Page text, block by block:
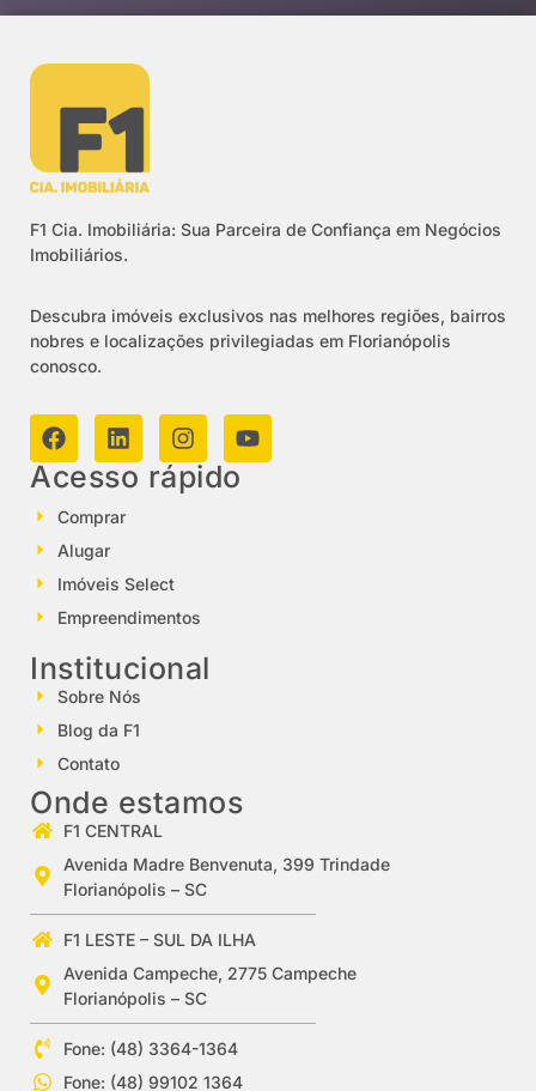
F1 Cia. Imobiliária: Sua Parceira de Confiança em Negócios
Imobiliários.
Descubra imóveis exclusivos nas melhores regiões, bairros
nobres e localizações privilegiadas em Florianópolis
conosco.
Acesso rápido
Comprar
Alugar
Imóveis Select
Empreendimentos
Institucional
Sobre Nós
Blog da F1
Contato
Onde estamos
F1 CENTRAL
Avenida Madre Benvenuta, 399 Trindade
Florianópolis – SC
F1 LESTE – SUL DA ILHA
Avenida Campeche, 2775 Campeche
Florianópolis – SC
Fone: (48) 3364-1364
Fone: (48) 99102 1364